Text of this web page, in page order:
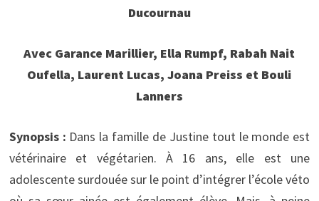
Ducournau
Avec Garance Marillier, Ella Rumpf, Rabah Nait
Oufella, Laurent Lucas, Joana Preiss et Bouli
Lanners
Synopsis : Dans la famille de Justine tout le monde est
vétérinaire et végétarien. À 16 ans, elle est une
adolescente surdouée sur le point d’intégrer l’école véto